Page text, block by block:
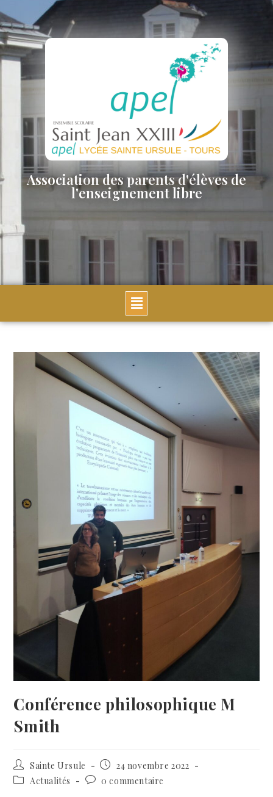
Association des parents d'élèves de
l'enseignement libre
Conférence philosophique M
Smith
Sainte Ursule
24 novembre 2022
Actualités
0 commentaire